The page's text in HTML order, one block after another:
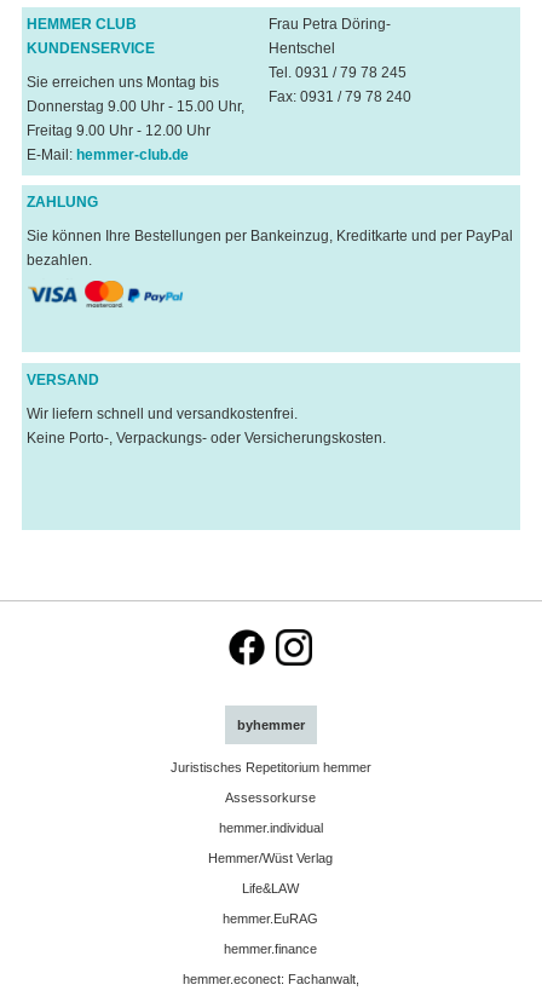
HEMMER CLUB
KUNDENSERVICE
Sie erreichen uns Montag bis
Donnerstag 9.00 Uhr - 15.00 Uhr,
Freitag 9.00 Uhr - 12.00 Uhr
E-Mail: hemmer-club.de
Frau Petra Döring-
Hentschel
Tel. 0931 / 79 78 245
Fax: 0931 / 79 78 240
ZAHLUNG
Sie können Ihre Bestellungen per Bankeinzug, Kreditkarte und per PayPal
bezahlen.
VERSAND
Wir liefern schnell und versandkostenfrei.
Keine Porto-, Verpackungs- oder Versicherungskosten.
byhemmer
Juristisches Repetitorium hemmer
Assessorkurse
hemmer.individual
Hemmer/Wüst Verlag
Life&LAW
hemmer.EuRAG
hemmer.finance
hemmer.econect: Fachanwalt,